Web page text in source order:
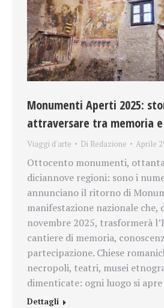
Monumenti Aperti 2025:
attraversare tra memoria
Viaggi d'arte Di Redazione Aprile
Ottocento monumenti,
diciannove regioni: sono i
annunciano il ritorno di
manifestazione nazionale che,
novembre 2025, trasformerà
cantiere di memoria,
partecipazione. Chiese
necropoli, teatri, musei
dimenticate: ogni luogo si
Dettagli